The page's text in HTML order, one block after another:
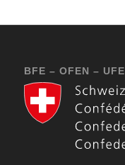
BFE – OFEN – UFE